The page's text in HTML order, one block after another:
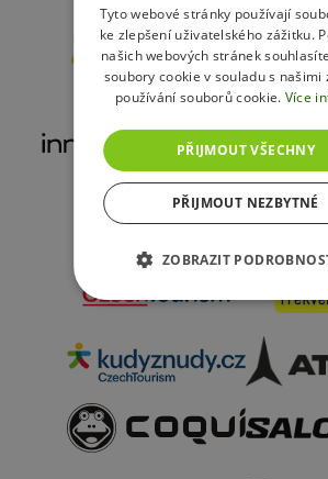
Tyto webové stránky používají
ke zlepšení uživatelského zážitku.
našich webových stránek
soubory cookie v souladu s našimi
používání souborů cookie. Více
PŘIJMOUT VŠECHNY
PŘIJMOUT NEZBYTNÉ
ZOBRAZIT